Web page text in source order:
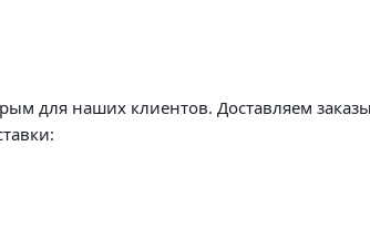
для наших клиентов. Доставляем